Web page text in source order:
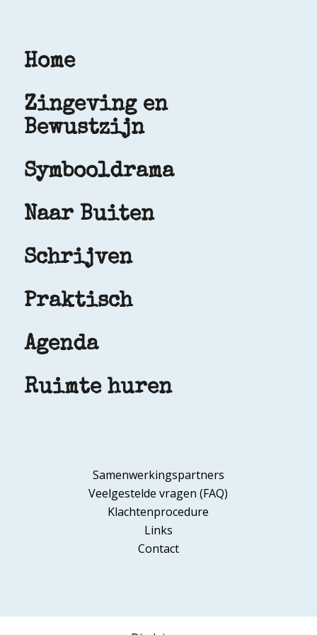
Home
Zingeving en
Bewustzijn
Symbooldrama
Naar Buiten
Schrijven
Praktisch
Agenda
Ruimte huren
Samenwerkingspartners
Veelgestelde vragen (FAQ)
Klachtenprocedure
Links
Contact